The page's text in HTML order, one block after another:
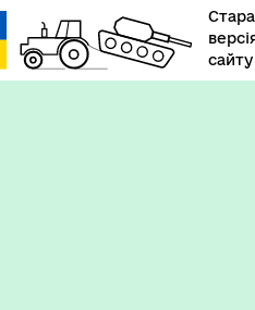
Стара
сайту